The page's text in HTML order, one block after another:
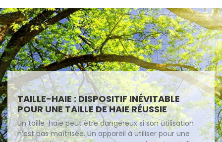
TAILLE-HAIE : DISPOSITIF INÉVITABLE
POUR UNE TAILLE DE HAIE RÉUSSIE
Un taille-haie peut être dangereux si son utilisation
n’est pas maîtrisée. Un appareil à utiliser pour une